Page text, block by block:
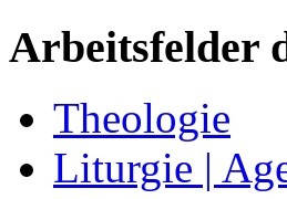
Arbeitsfelder
Theologie
Liturgie |